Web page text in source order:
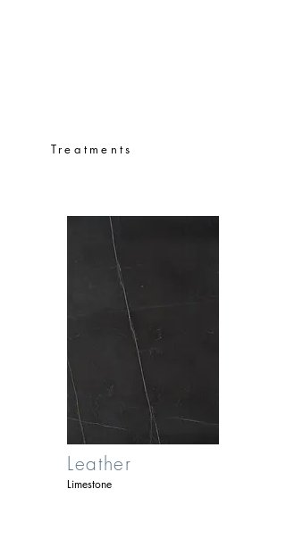
Treatments
Limestone
Leather